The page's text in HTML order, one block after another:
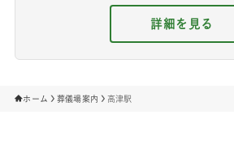
詳細を見る
ホーム 葬儀場案内 高津駅